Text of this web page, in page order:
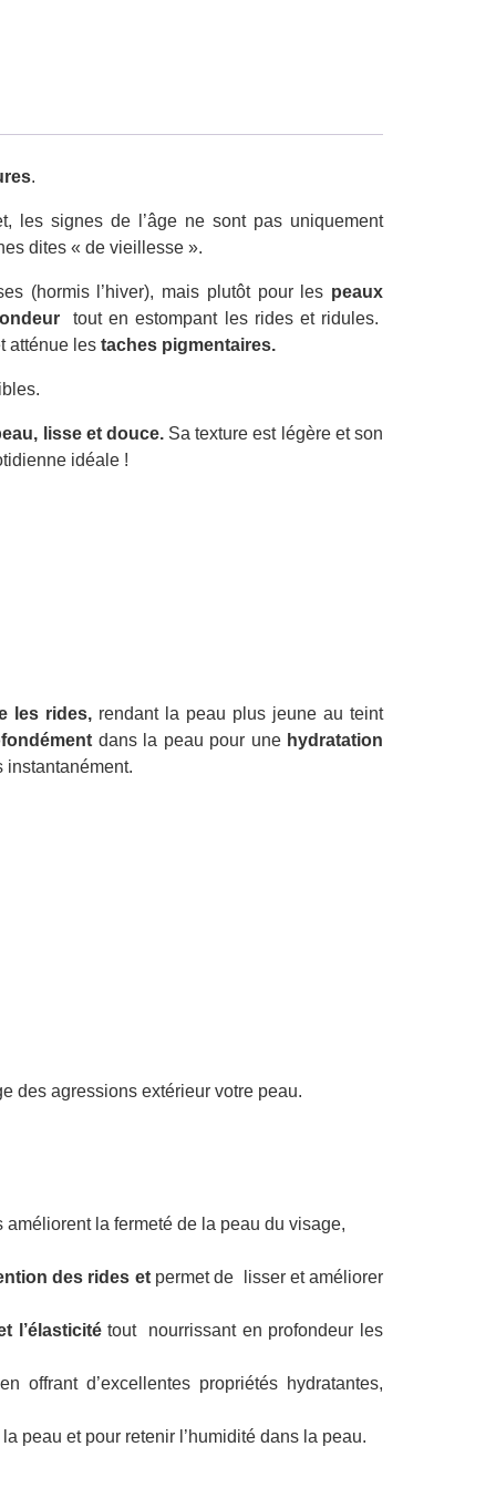
.
les signes de l’âge ne sont pas uniquement
dites « de vieillesse ».
(hormis l’hiver), mais plutôt pour les peaux
tout en estompant les rides et ridules.
atténue les taches pigmentaires.
lisse et douce.Sa texture est légère et son
idéale !
les rides, rendant la peau plus jeune au teint
dans la peau pour une hydratation
instantanément.
des agressions extérieur votre peau.
la fermeté de la peau du visage,
des rides et permet de lisser et améliorer
l’élasticitétout nourrissant en profondeur les
offrant d’excellentes propriétés hydratantes,
peau et pour retenir l’humidité dans la peau.